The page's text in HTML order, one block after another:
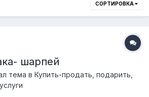
СОРТИРОВКА
шарпей
тема в Купить-продать, подарить,